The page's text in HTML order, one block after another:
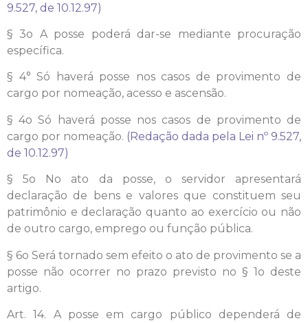
9.527, de 10.12.97)
§ 3o A posse poderá dar-se mediante procuração
específica.
§ 4° Só haverá posse nos casos de provimento de
cargo por nomeação, acesso e ascensão.
§ 4o Só haverá posse nos casos de provimento de
cargo por nomeação. (Redação dada pela Lei nº 9.527,
de 10.12.97)
§ 5o No ato da posse, o servidor apresentará
declaração de bens e valores que constituem seu
patrimônio e declaração quanto ao exercício ou não
de outro cargo, emprego ou função pública.
§ 6o Será tornado sem efeito o ato de provimento se a
posse não ocorrer no prazo previsto no § 1o deste
artigo.
Art. 14. A posse em cargo público dependerá de